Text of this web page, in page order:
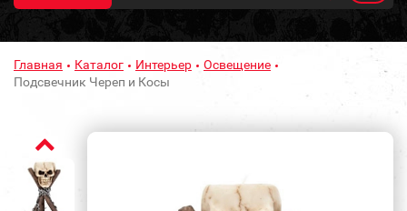
Главная Каталог Интерьер
Освещение
Подсвечник Череп и Косы